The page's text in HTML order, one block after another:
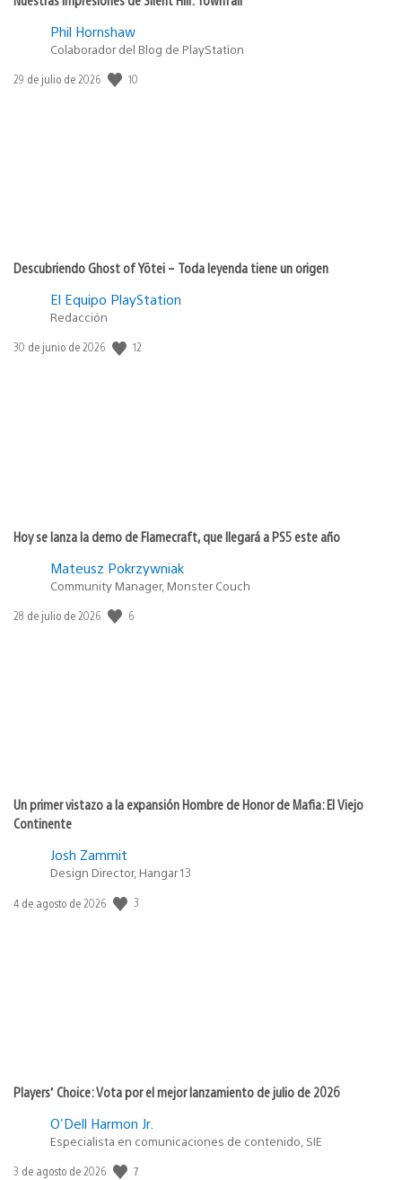
Phil Hornshaw
Colaborador del Blog de PlayStation
Fecha
29 de julio de 2026 10
Descubriendo Ghost of Yōtei – Toda leyenda tiene un origen
El Equipo PlayStation
Redacción
Fecha
30 de junio de 2026 12
Hoy se lanza la demo de Flamecraft, que llegará a PS5 este año
Mateusz Pokrzywniak
Community Manager, Monster Couch
Fecha
28 de julio de 2026 6
Un primer vistazo a la expansión Hombre de Honor de Mafia: El Viejo
Continente
Josh Zammit
Design Director, Hangar 13
Fecha
4 de agosto de 2026 3
Players’ Choice: Vota por el mejor lanzamiento de julio de 2026
O'Dell Harmon Jr.
Especialista en comunicaciones de contenido, SIE
Fecha
3 de agosto de 2026 7